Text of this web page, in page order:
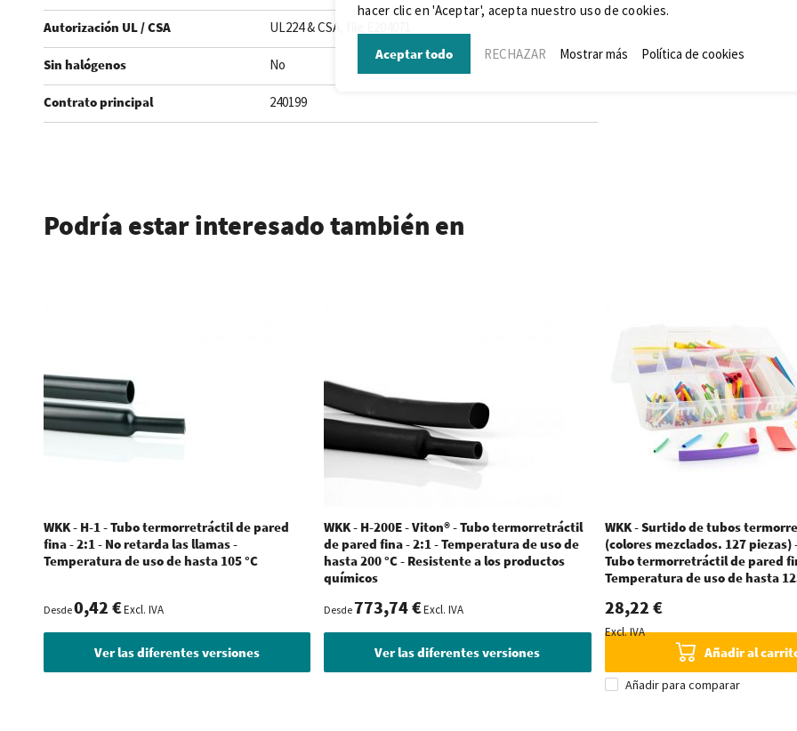
Autorización UL / CSA UL224 & CSA, file E204071
Sin halógenos No
Contrato principal 240199
Podría estar interesado también en
WKK - H-1 - Tubo termorretráctil de pared
fina - 2:1 - No retarda las llamas -
Temperatura de uso de hasta 105 °C
Desde0,42 €Excl. IVA
Ver las diferentes versiones
WKK - H-200E - Viton® - Tubo termorretráctil
de pared fina - 2:1 - Temperatura de uso de
hasta 200 °C - Resistente a los productos
químicos
Desde773,74 €Excl. IVA
Ver las diferentes versiones
WKK - Surtido de tubos
(colores mezclados. 127 piezas)
Tubo termorretráctil de pared
Temperatura de uso de hasta
28,22 €
Excl. IVA
Añadir al
Añadir para comparar
hacer clic en 'Aceptar', acepta nuestro uso de cookies.
Aceptar todo RECHAZAR Mostrar más Política de cookies